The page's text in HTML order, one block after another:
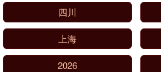
四川
上海
2026